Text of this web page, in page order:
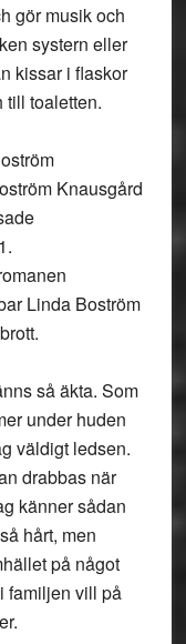
gör musik och
systern eller
kissar i flaskor
till toaletten.
Knausgård
Linda Boström
så äkta. Som
under huden
väldigt ledsen.
drabbas när
känner sådan
hårt, men
på något
familjen vill på